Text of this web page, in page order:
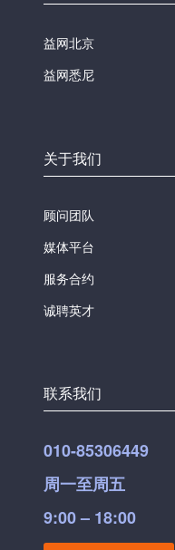
益网北京
益网悉尼
关于我们
顾问团队
媒体平台
服务合约
诚聘英才
联系我们
010-85306449
周一至周五
9:00 – 18:00